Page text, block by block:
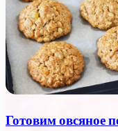
Готовим овсяное